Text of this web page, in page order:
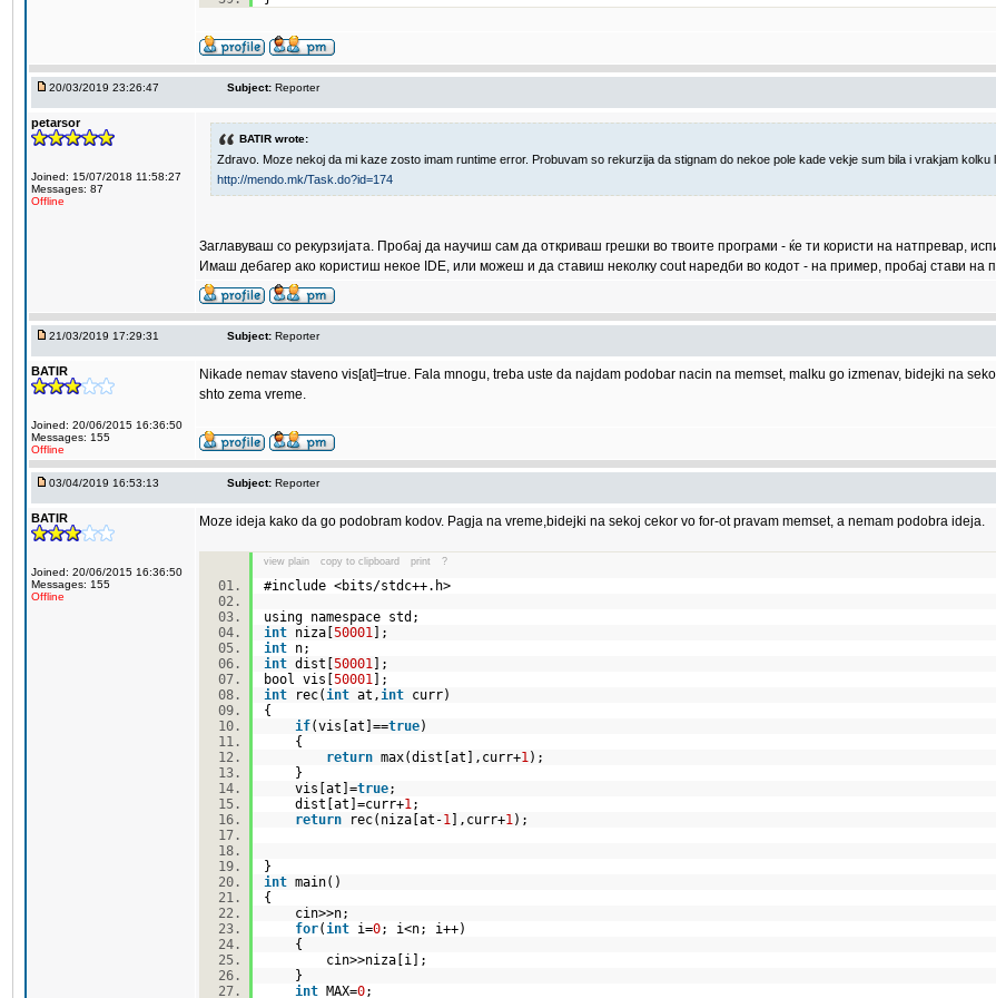
20/03/2019 23:26:47 Subject: Reporter
petarsor
Joined: 15/07/2018 11:58:27
Messages: 87
Offline
BATIR wrote:
Zdravo. Moze nekoj da mi kaze zosto imam runtime error. Probuvam so rekurzija da stignam do nekoe pole kade vekje sum bila i vrakjam kolku
http://mendo.mk/Task.do?id=174
Заглавуваш со рекурзијата. Пробај да научиш сам да откриваш грешки во твоите програми - ќе ти користи на натпревар,
Имаш дебагер ако користиш некоe IDE, или можеш и да ставиш неколку cout наредби во кодот - на пример, пробај стави на
21/03/2019 17:29:31 Subject: Reporter
BATIR
Joined: 20/06/2015 16:36:50
Messages: 155
Offline
Nikade nemav staveno vis[at]=true. Fala mnogu, treba uste da najdam podobar nacin na memset, malku go izmenav, bidejki na
shto zema vreme.
03/04/2019 16:53:13 Subject: Reporter
BATIR
Joined: 20/06/2015 16:36:50
Messages: 155
Offline
Moze ideja kako da go podobram kodov. Pagja na vreme,bidejki na sekoj cekor vo for-ot pravam memset, a nemam podobra ideja.
view plain copy to clipboard print ?
#include <bits/stdc++.h>
using namespace std;
int niza[ 50001 ];
int n;
int dist[ 50001 ];
bool vis[ 50001 ];
int rec(int at,int curr)
{
if(vis[at]==true)
{
return max(dist[at],curr+1);
}
vis[at]=true;
dist[at]=curr+1;
return rec(niza[at-1 ],curr+1);
}
int main()
{
cin>>n;
for(int i=0; i<n; i++)
{
cin>>niza[i];
}
int MAX=0;